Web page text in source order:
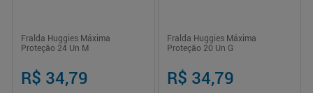
Fralda Huggies Máxima
Proteção 24 Un M
R$ 34,79
Fralda Huggies Máxima
Proteção 20 Un G
R$ 34,79